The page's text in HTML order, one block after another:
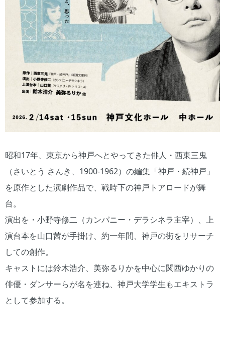
昭和17年、東京から神戸へとやってきた俳人・西東三鬼
（さいとう さんき、1900-1962）の編集「神戸・続神戸」
を原作とした演劇作品で、戦時下の神戸トアロードが舞
台。
演出を・小野寺修二（カンパニー・デラシネラ主宰）、上
演台本を山口茜が手掛け、約一年間、神戸の街をリサーチ
しての創作。
キャストには鈴木浩介、美弥るりかを中心に関西ゆかりの
俳優・ダンサーらが名を連ね、神戸大学学生もエキストラ
として参加する。